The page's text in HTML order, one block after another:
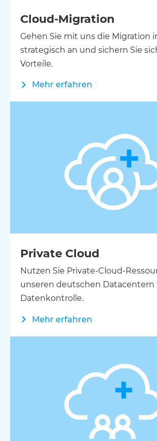
Cloud-Migration
Gehen Sie mit uns die Migration
strategisch an und sichern Sie
Vorteile.
Mehr erfahren
Private Cloud
Nutzen Sie Private-Cloud-
unseren deutschen Datacentern
Datenkontrolle.
Mehr erfahren